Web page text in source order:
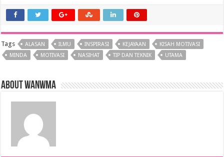
Tags ALASAN ILMU INSPIRASI KEJAYAAN
KISAH MOTIVASI
MINDA
MOTIVASI NASIHAT TIP DAN TEKNIK UTAMA
About wanwma